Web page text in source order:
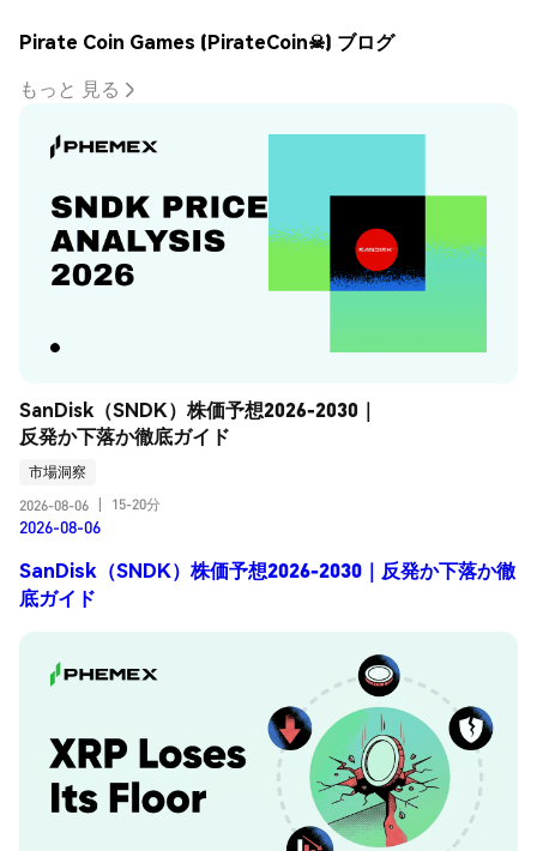
Pirate Coin Games (PirateCoin☠) ブログ
もっと 見る
SanDisk（SNDK）株価予想2026-2030｜
反発か下落か徹底ガイド
市場洞察
2026-08-06
15-20分
2026-08-06
SanDisk（SNDK）株価予想2026-2030｜反発か下落か徹
底ガイド